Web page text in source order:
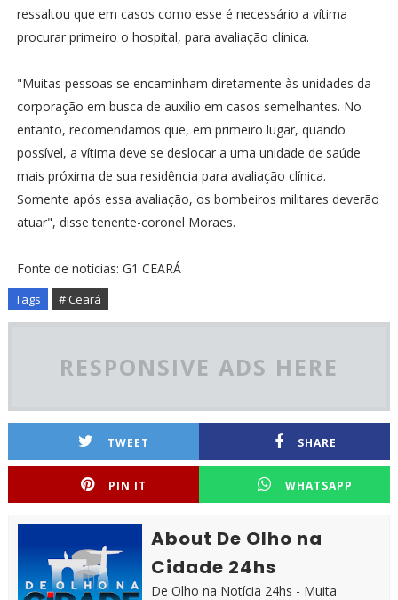
ressaltou que em casos como esse é necessário a vítima
procurar primeiro o hospital, para avaliação clínica.
"Muitas pessoas se encaminham diretamente às unidades da
corporação em busca de auxílio em casos semelhantes. No
entanto, recomendamos que, em primeiro lugar, quando
possível, a vítima deve se deslocar a uma unidade de saúde
mais próxima de sua residência para avaliação clínica.
Somente após essa avaliação, os bombeiros militares deverão
atuar", disse tenente-coronel Moraes.
Fonte de notícias: G1 CEARÁ
Tags # Ceará
RESPONSIVE ADS HERE
TWEET SHARE
PIN IT WHATSAPP
About De Olho na
Cidade 24hs
De Olho na Notícia 24hs - Muita